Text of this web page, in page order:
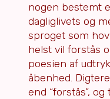
nogen bestemt
dagliglivets og
sproget som
helst vil forstås
poesien af
åbenhed.
end “forstås”,